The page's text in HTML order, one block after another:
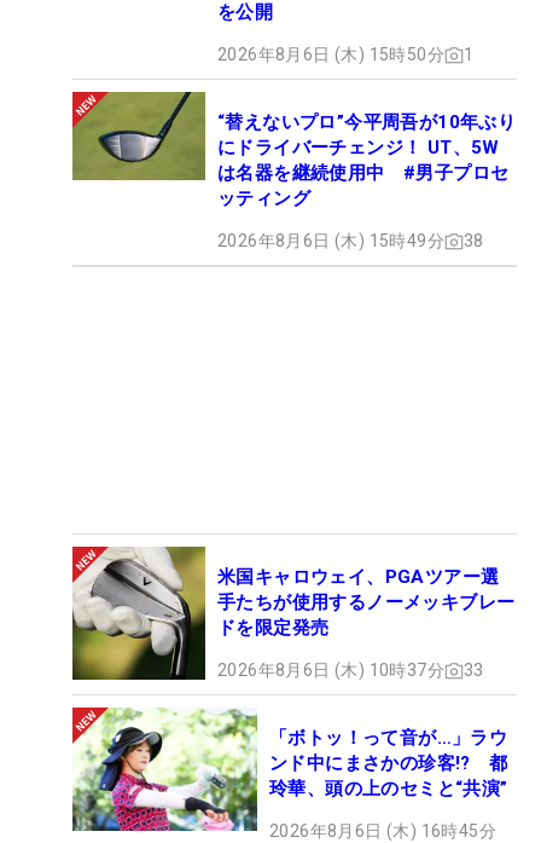
を公開
2026年8月6日 (木) 15時50分 1
“替えないプロ”今平周吾が10年ぶり
にドライバーチェンジ！ UT、5W
は名器を継続使用中 #男子プロセ
ッティング
2026年8月6日 (木) 15時49分 38
米国キャロウェイ、PGAツアー選
手たちが使用するノーメッキブレー
ドを限定発売
2026年8月6日 (木) 10時37分 33
「ボトッ！って音が…」ラウ
ンド中にまさかの珍客!? 都
玲華、頭の上のセミと“共演”
2026年8月6日 (木) 16時45分